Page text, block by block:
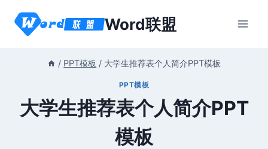
Word联盟
/ PPT模板 / 大学生推荐表个人简介PPT模板
PPT模板
大学生推荐表个人简介PPT
模板